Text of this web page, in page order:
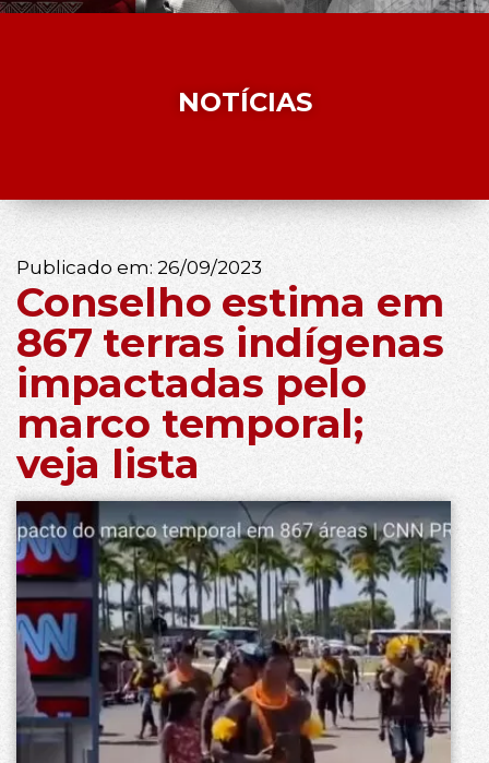
NOTÍCIAS
Publicado em: 26/09/2023
Conselho estima em
867 terras indígenas
impactadas pelo
marco temporal;
veja lista